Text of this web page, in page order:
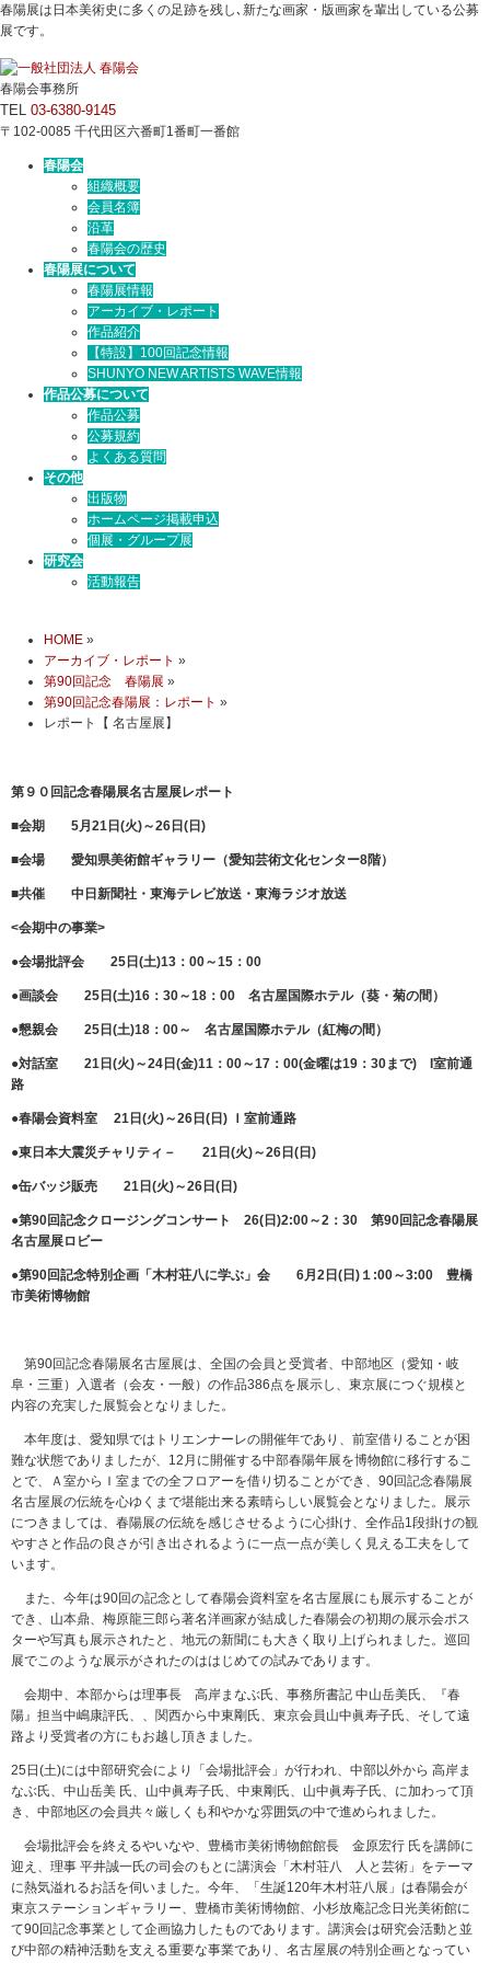
春陽展は日本美術史に多くの足跡を残し､新たな画家・版画家を輩出している公募
展です。
春陽会事務所
TEL 03-6380-9145
〒102-0085 千代田区六番町1番町一番館
春陽会
組織概要
会員名簿
沿革
春陽会の歴史
春陽展について
春陽展情報
アーカイブ・レポート
作品紹介
【特設】100回記念情報
SHUNYO NEW ARTISTS WAVE情報
作品公募について
作品公募
公募規約
よくある質問
その他
出版物
ホームページ掲載申込
個展・グループ展
研究会
活動報告
HOME »
アーカイブ・レポート »
第90回記念 春陽展 »
第90回記念春陽展：レポート »
レポート【 名古屋展】
第９０回記念春陽展名古屋展レポート
■会期 5月21日(火)～26日(日)
■会場 愛知県美術館ギャラリー（愛知芸術文化センター8階）
■共催 中日新聞社・東海テレビ放送・東海ラジオ放送
<会期中の事業>
●会場批評会 25日(土)13：00～15：00
●画談会 25日(土)16：30～18：00 名古屋国際ホテル（葵・菊の間）
●懇親会 25日(土)18：00～ 名古屋国際ホテル（紅梅の間）
●対話室 21日(火)～24日(金)11：00～17：00(金曜は19：30まで) I室前通
路
●春陽会資料室 21日(火)～26日(日) Ｉ室前通路
●東日本大震災チャリティ－ 21日(火)～26日(日)
●缶バッジ販売 21日(火)～26日(日)
●第90回記念クロージングコンサート 26(日)2:00～2：30 第90回記念春陽展
名古屋展ロビー
●第90回記念特別企画「木村荘八に学ぶ」会 6月2日(日)１:00～3:00 豊橋
市美術博物館
第90回記念春陽展名古屋展は、全国の会員と受賞者、中部地区（愛知・岐
阜・三重）入選者（会友・一般）の作品386点を展示し、東京展につぐ規模と
内容の充実した展覧会となりました。
本年度は、愛知県ではトリエンナーレの開催年であり、前室借りることが困
難な状態でありましたが、12月に開催する中部春陽年展を博物館に移行するこ
とで、Ａ室からＩ室までの全フロアーを借り切ることができ、90回記念春陽展
名古屋展の伝統を心ゆくまで堪能出来る素晴らしい展覧会となりました。展示
につきましては、春陽展の伝統を感じさせるように心掛け、全作品1段掛けの観
やすさと作品の良さが引き出されるように一点一点が美しく見える工夫をして
います。
また、今年は90回の記念として春陽会資料室を名古屋展にも展示することが
でき、山本鼎、梅原龍三郎ら著名洋画家が結成した春陽会の初期の展示会ポス
ターや写真も展示されたと、地元の新聞にも大きく取り上げられました。巡回
展でこのような展示がされたのははじめての試みであります。
会期中、本部からは理事長 高岸まなぶ氏、事務所書記 中山岳美氏、『春
陽』担当中嶋康評氏、、関西から中東剛氏、東京会員山中眞寿子氏、そして遠
路より受賞者の方にもお越し頂きました。
25日(土)には中部研究会により「会場批評会」が行われ、中部以外から 高岸ま
なぶ氏、中山岳美 氏、山中眞寿子氏、中東剛氏、山中眞寿子氏、に加わって頂
き、中部地区の会員共々厳しくも和やかな雰囲気の中で進められました。
会場批評会を終えるやいなや、豊橋市美術博物館館長 金原宏行 氏を講師に
迎え、理事 平井誠一氏の司会のもとに講演会「木村荘八 人と芸術」をテーマ
に熱気溢れるお話を伺いました。今年、「生誕120年木村荘八展」は春陽会が
東京ステーションギャラリー、豊橋市美術博物館、小杉放庵記念日光美術館に
て90回記念事業として企画協力したものであります。講演会は研究会活動と並
び中部の精神活動を支える重要な事業であり、名古屋展の特別企画となってい